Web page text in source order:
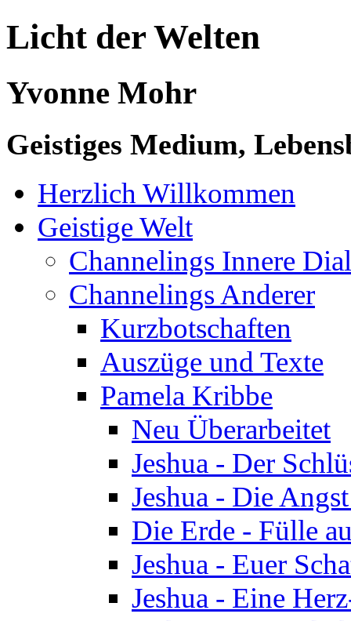
Licht der Welten
Yvonne Mohr
Geistiges Medium,
Herzlich Willkommen
Geistige Welt
Channelings Innere
Channelings Anderer
Kurzbotschaften
Auszüge und Texte
Pamela Kribbe
Neu Überarbeitet
Jeshua - Der
Jeshua - Die
Die Erde - Fülle
Jeshua - Euer
Jeshua - Eine